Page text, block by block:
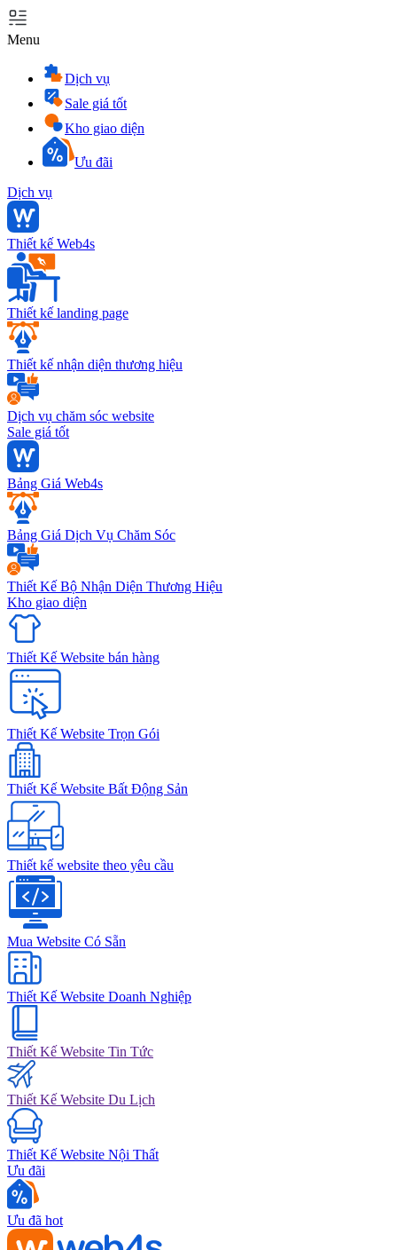
Menu
Dịch vụ
Sale giá tốt
Kho giao diện
Ưu đãi
Dịch vụ
Thiết kế Web4s
Thiết kế landing page
Thiết kế nhận diện thương hiệu
Dịch vụ chăm sóc website
Sale giá tốt
Bảng Giá Web4s
Bảng Giá Dịch Vụ Chăm Sóc
Thiết Kế Bộ Nhận Diện Thương Hiệu
Kho giao diện
Thiết Kế Website bán hàng
Thiết Kế Website Trọn Gói
Thiết Kế Website Bất Động Sản
Thiết kế website theo yêu cầu
Mua Website Có Sẵn
Thiết Kế Website Doanh Nghiệp
Thiết Kế Website Tin Tức
Thiết Kế Website Du Lịch
Thiết Kế Website Nội Thất
Ưu đãi
Ưu đã hot